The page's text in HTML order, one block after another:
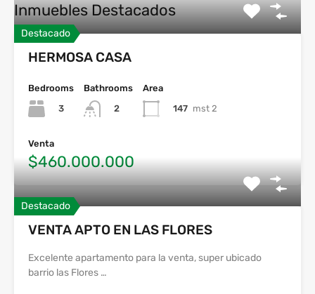
Inmuebles Destacados
Destacado
HERMOSA CASA
Bedrooms
3
Bathrooms
2
Area
147 mst 2
Venta
$460.000.000
Destacado
VENTA APTO EN LAS FLORES
Excelente apartamento para la venta, super ubicado
barrio las Flores …